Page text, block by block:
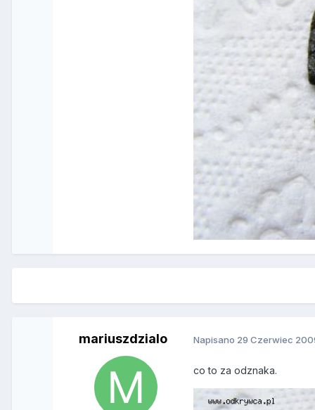
mariuszdzialo Napisano 29 Czerwiec
co to za odznaka.